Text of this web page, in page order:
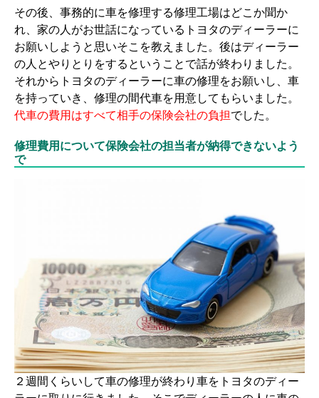
その後、事務的に車を修理する修理工場はどこか聞か
れ、家の人がお世話になっているトヨタのディーラーに
お願いしようと思いそこを教えました。後はディーラー
の人とやりとりをするということで話が終わりました。
それからトヨタのディーラーに車の修理をお願いし、車
を持っていき、修理の間代車を用意してもらいました。
代車の費用はすべて相手の保険会社の負担でした。
修理費用について保険会社の担当者が納得できないよう
で
２週間くらいして車の修理が終わり車をトヨタのディー